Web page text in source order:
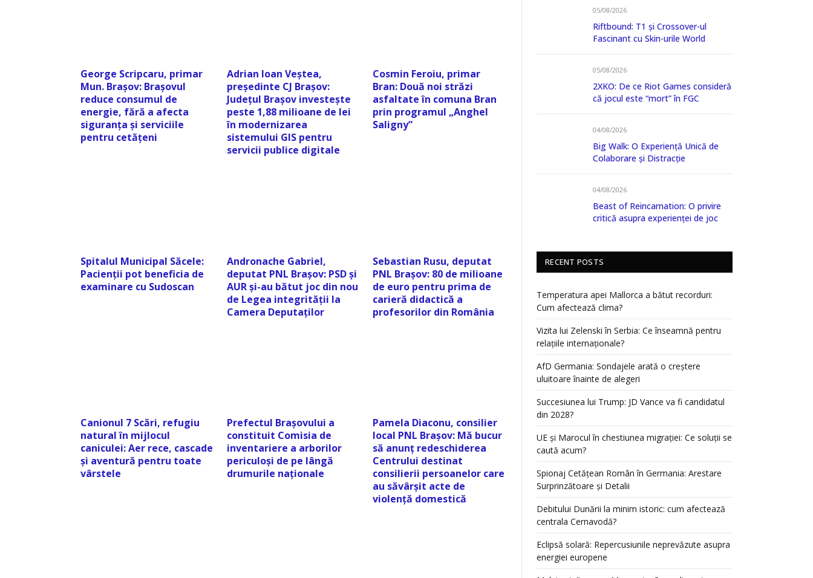
George Scripcaru, primar
Mun. Brașov: Brașovul
reduce consumul de
energie, fără a afecta
siguranța și serviciile
pentru cetățeni
Adrian Ioan Veștea,
președinte CJ Brașov:
Județul Brașov investește
peste 1,88 milioane de lei
în modernizarea
sistemului GIS pentru
servicii publice digitale
Cosmin Feroiu, primar
Bran: Două noi străzi
asfaltate în comuna Bran
prin programul „Anghel
Saligny”
Spitalul Municipal Săcele:
Pacienții pot beneficia de
examinare cu Sudoscan
Andronache Gabriel,
deputat PNL Brașov: PSD și
AUR și-au bătut joc din nou
de Legea integrității la
Camera Deputaților
Sebastian Rusu, deputat
PNL Brașov: 80 de milioane
de euro pentru prima de
carieră didactică a
profesorilor din România
Canionul 7 Scări, refugiu
natural în mijlocul
caniculei: Aer rece, cascade
și aventură pentru toate
vârstele
Prefectul Brașovului a
constituit Comisia de
inventariere a arborilor
periculoși de pe lângă
drumurile naționale
Pamela Diaconu, consilier
local PNL Brașov: Mă bucur
să anunț redeschiderea
Centrului destinat
consilierii persoanelor care
au săvârșit acte de
violență domestică
05/08/2026
Riftbound: T1 și Crossover-ul
Fascinant cu Skin-urile World
05/08/2026
2XKO: De ce Riot Games consideră
că jocul este “mort” în FGC
04/08/2026
Big Walk: O Experiență Unică de
Colaborare și Distracție
04/08/2026
Beast of Reincarnation: O privire
critică asupra experienței de joc
RECENT POSTS
Temperatura apei Mallorca a bătut recorduri:
Cum afectează clima?
Vizita lui Zelenski în Serbia: Ce înseamnă pentru
relațiile internaționale?
AfD Germania: Sondajele arată o creștere
uluitoare înainte de alegeri
Succesiunea lui Trump: JD Vance va fi candidatul
din 2028?
UE și Marocul în chestiunea migrației: Ce soluții se
caută acum?
Spionaj Cetățean Român în Germania: Arestare
Surprinzătoare și Detalii
Debitului Dunării la minim istoric: cum afectează
centrala Cernavodă?
Eclipsă solară: Repercusiunile neprevăzute asupra
energiei europene